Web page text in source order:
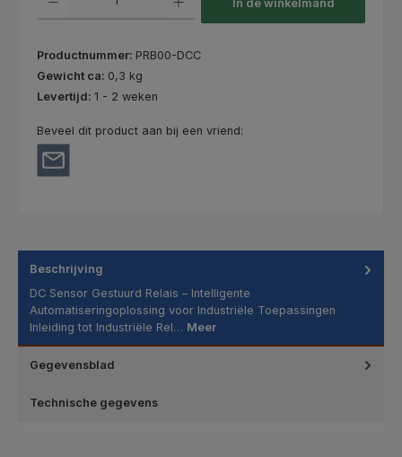
In de winkelmand
Productnummer: PRB00-DCC
Gewicht ca: 0,3 kg
Levertijd: 1 - 2 weken
Beveel dit product aan bij een vriend:
Beschrijving
DC Sensor Gestuurd Relais – Intelligente
Automatiseringoplossing voor Industriële Toepassingen
Inleiding tot Industriële Rel… Meer
Gegevensblad
Technische gegevens